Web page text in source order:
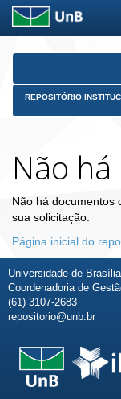
Skip
REPOSITÓRIO
Não
Não há documentos
sua solicitação.
Página inicial do
Universidade de
Coordenadoria de
(61) 3107-2683
repositorio@unb.br